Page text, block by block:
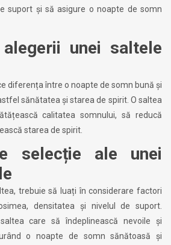
suport și să asigure o noapte de somn
unei saltele
diferența între o noapte de somn bună și
sănătatea și starea de spirit. O saltea
calitatea somnului, să reducă
starea de spirit.
selecție ale unei
trebuie să luați în considerare factori
densitatea și nivelul de suport.
care să îndeplinească nevoile și
o noapte de somn sănătoasă și